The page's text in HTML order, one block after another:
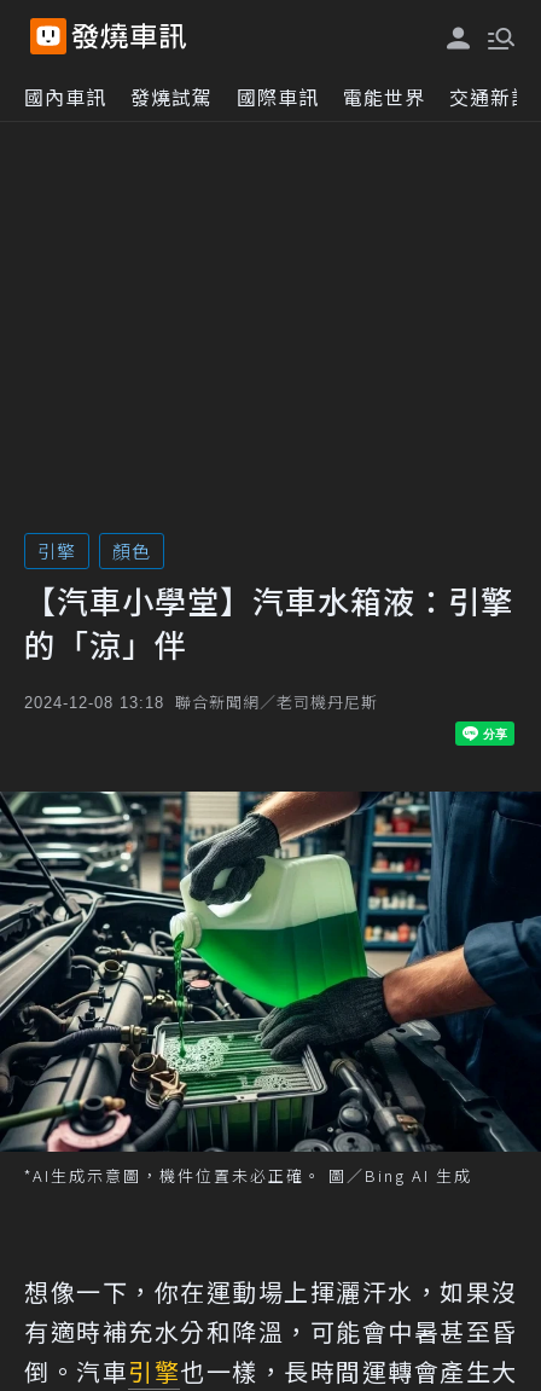
國內車訊 發燒試駕 國際車訊 電能世界 交通新訊
引擎 顏色
【汽車小學堂】汽車水箱液：引擎
的「涼」伴
2024-12-08 13:18 聯合新聞網／老司機丹尼斯
*AI生成示意圖，機件位置未必正確。 圖／Bing AI 生成
想像一下，你在運動場上揮灑汗水，如果沒
有適時補充水分和降溫，可能會中暑甚至昏
倒。汽車引擎也一樣，長時間運轉會產生大